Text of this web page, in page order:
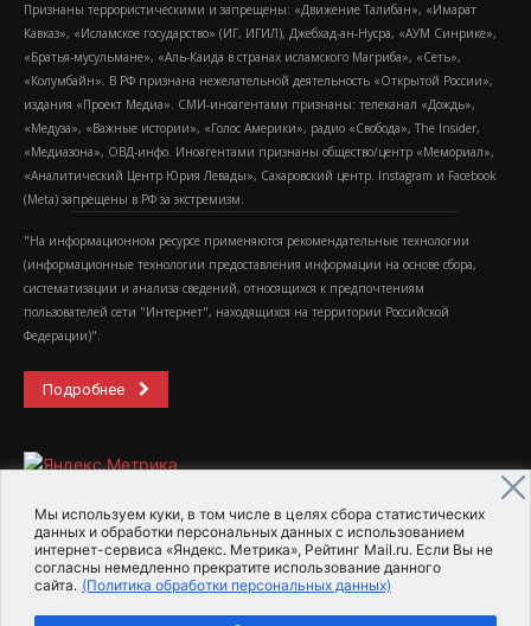
Мы используем куки, в том числе в целях сбора статистических
данных и обработки персональных данных с использованием
интернет-сервиса «Яндекс. Метрика», Рейтинг Mail.ru. Если Вы не
согласны немедленно прекратите использование данного
сайта. (Политика обработки персональных данных)
Признаны террористическими и запрещены: «Движение Талибан», «Имарат
Кавказ», «Исламское государство» (ИГ, ИГИЛ), Джебхад-ан-Нусра, «АУМ Синрике»,
«Братья-мусульмане», «Аль-Каида в странах исламского Магриба», «Сеть»,
«Колумбайн». В РФ признана нежелательной деятельность «Открытой России»,
издания «Проект Медиа». СМИ-иноагентами признаны: телеканал «Дождь»,
«Медуза», «Важные истории», «Голос Америки», радио «Свобода», The Insider,
«Медиазона», ОВД-инфо. Иноагентами признаны общество/центр «Мемориал»,
«Аналитический Центр Юрия Левады», Сахаровский центр. Instagram и Facebook
(Metа) запрещены в РФ за экстремизм.
"На информационном ресурсе применяются рекомендательные технологии
(информационные технологии предоставления информации на основе сбора,
систематизации и анализа сведений, относящихся к предпочтениям
пользователей сети "Интернет", находящихся на территории Российской
Федерации)".
Подробнее
2015-2026- Информационное агентство МедиаПоток
Для справки Об издании Пользовательское соглашение